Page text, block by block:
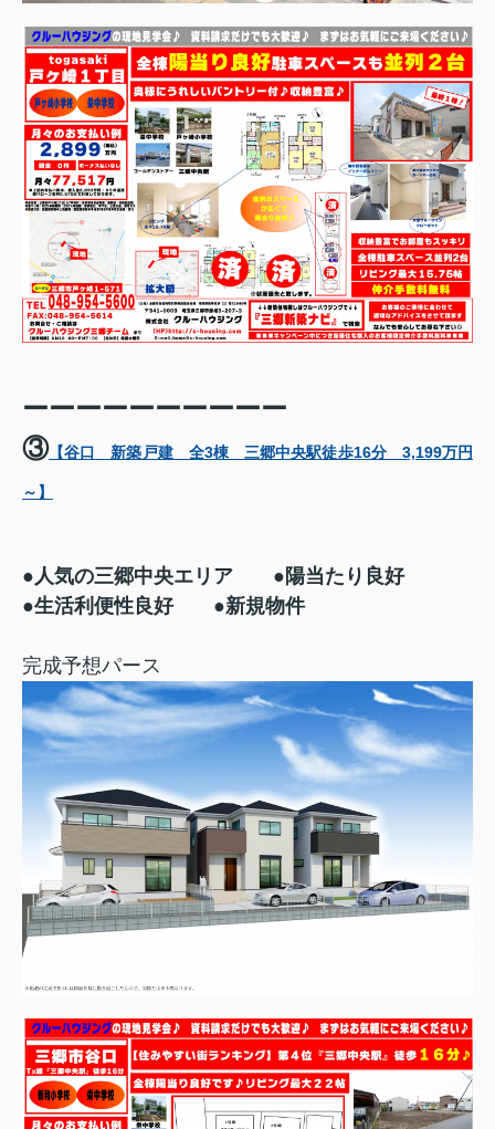
ーーーーーーーーーー
③【谷口 新築戸建 全3棟 三郷中央駅徒歩16分 3,199万円
～】
●人気の三郷中央エリア ●陽当たり良好
●生活利便性良好 ●新規物件
完成予想パース